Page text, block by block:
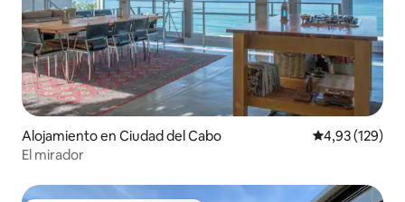
Alojamiento en Ciudad del Cabo Calificación
4,93 (129)
El mirador